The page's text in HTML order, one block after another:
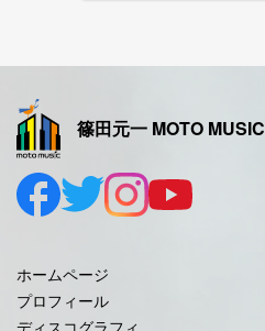
2025年9月
2025年8月
2025年7月
2025年5月
篠田元一 MOTO MUSIC
ホームページ
プロフィール
ディスコグラフィ